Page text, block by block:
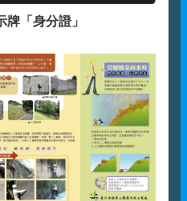
牌「身分證」